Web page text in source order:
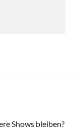
Shows bleiben?